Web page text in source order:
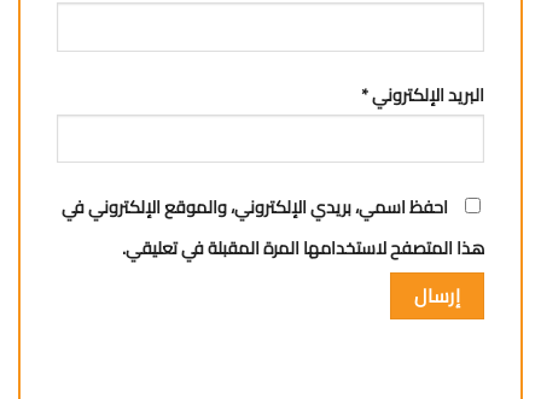
البريد الإلكتروني*
احفظ اسمي، بريدي الإلكتروني، والموقع الإلكتروني في
هذا المتصفح لاستخدامها المرة المقبلة في تعليقي.